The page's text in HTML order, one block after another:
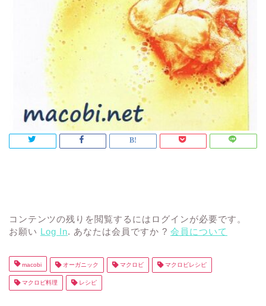
コンテンツの残りを閲覧するにはログインが必要です。
お願い Log In. あなたは会員ですか ? 会員について
macobi オーガニック マクロビ マクロビレシピ
マクロビ料理 レシピ